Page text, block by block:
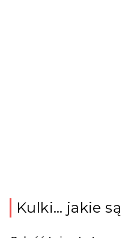
Kulki… jakie